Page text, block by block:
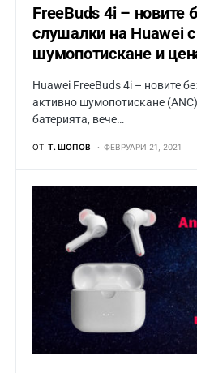
FreeBuds 4i – новите
слушалки на Huawei
шумопотискане и
Huawei FreeBuds 4i – новите
активно шумопотискане
батерията, вече…
ОТ Т. ШОПОВ ФЕВРУАРИ 21, 2021